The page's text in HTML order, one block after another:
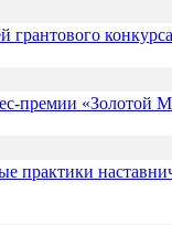
грантового
премии «Золотой
практики